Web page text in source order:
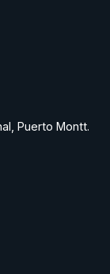
Puerto Montt.